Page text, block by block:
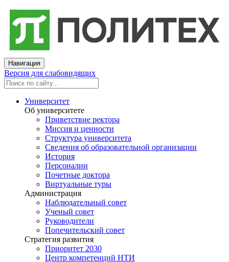
Навигация
Версия для слабовидящих
Университет
Об университете
Приветствие ректора
Миссия и ценности
Структура университета
Сведения об образовательной организации
История
Персоналии
Почетные доктора
Виртуальные туры
Администрация
Наблюдательный совет
Ученый совет
Руководители
Попечительский совет
Стратегия развития
Приоритет 2030
Центр компетенций НТИ